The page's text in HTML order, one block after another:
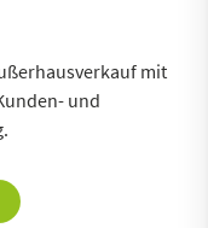
mit
und